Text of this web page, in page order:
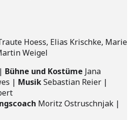
Hoess, Elias Krischke, Marie
Weigel
Bühne und Kostüme Jana
| MusikSebastian Reier |
Moritz Ostruschnjak |